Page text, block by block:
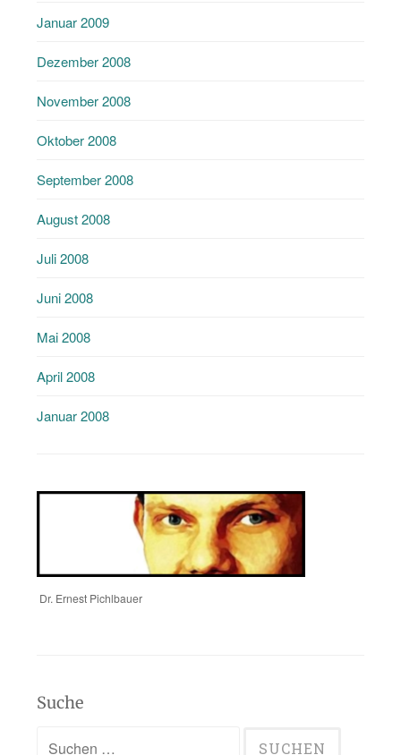
Januar 2009
Dezember 2008
November 2008
Oktober 2008
September 2008
August 2008
Juli 2008
Juni 2008
Mai 2008
April 2008
Januar 2008
Dr. Ernest Pichlbauer
Suche
Suchen